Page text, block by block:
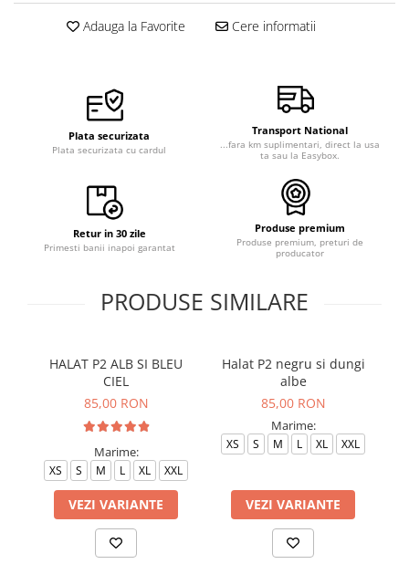
Adauga la Favorite Cere informatii
Plata securizata
Plata securizata cu cardul
Transport National
...fara km suplimentari, direct la usa
ta sau la Easybox.
Retur in 30 zile
Primesti banii inapoi garantat
Produse premium
Produse premium, preturi de
producator
PRODUSE SIMILARE
HALAT P2 ALB SI BLEU
CIEL
85,00 RON
Marime:
XS S M L XL XXL
VEZI VARIANTE
Halat P2 negru si dungi
albe
85,00 RON
Marime:
XS S M L XL XXL
VEZI VARIANTE